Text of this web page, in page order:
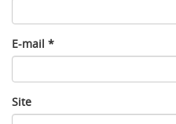
E-mail *
Site